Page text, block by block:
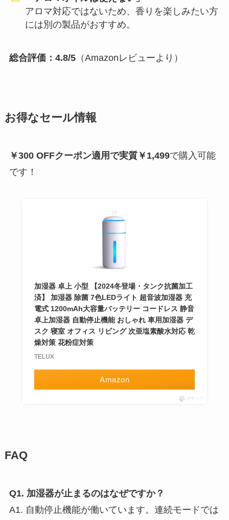
アロマ対応ではないため、香りを楽しみたい方
には別の製品がおすすめ。
総合評価：4.8/5（Amazonレビューより）
お得なセール情報
￥300 OFFクーポン適用で実質￥1,499で購入可能
です！
加湿器 卓上 小型 【2024冬登場・タンク抗菌加工
済】 加湿器 除菌 7色LEDライト 超音波加湿器 充
電式 1200mAh大容量バッテリー コードレス 静音
卓上加湿器 自動停止機能 おしゃれ 車用加湿器 デ
スク 寝室 オフィス リビング 次亜塩素酸水対応 乾
燥対策 花粉症対策
TELUX
Amazon
ポチップ
FAQ
Q1. 加湿器が止まるのはなぜですか？
A1. 自動停止機能が働いています。連続モードでは